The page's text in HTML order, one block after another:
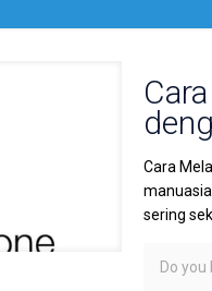
Cara
sering
Do you